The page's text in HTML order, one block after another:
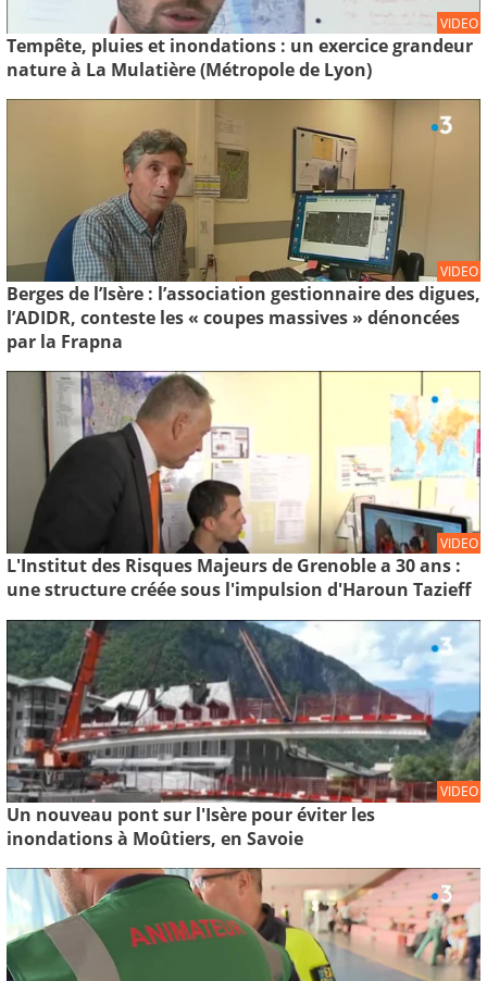
VIDEO
Tempête, pluies et inondations : un exercice grandeur
nature à La Mulatière (Métropole de Lyon)
VIDEO
Berges de l’Isère : l’association gestionnaire des digues,
l’ADIDR, conteste les « coupes massives » dénoncées
par la Frapna
VIDEO
L'Institut des Risques Majeurs de Grenoble a 30 ans :
une structure créée sous l'impulsion d'Haroun Tazieff
VIDEO
Un nouveau pont sur l'Isère pour éviter les
inondations à Moûtiers, en Savoie